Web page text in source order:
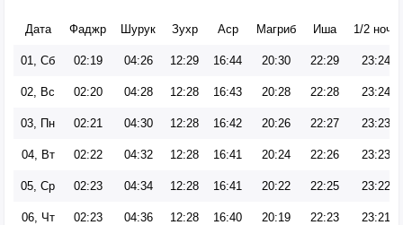
Дата Фаджр Шурук Зухр Аср Магриб Иша 1/2 ночи
01, Сб 02:19 04:26 12:29 16:44 20:30 22:29 23:24
02, Вс 02:20 04:28 12:28 16:43 20:28 22:28 23:24
03, Пн 02:21 04:30 12:28 16:42 20:26 22:27 23:23
04, Вт 02:22 04:32 12:28 16:41 20:24 22:26 23:23
05, Ср 02:23 04:34 12:28 16:41 20:22 22:25 23:22
06, Чт 02:23 04:36 12:28 16:40 20:19 22:23 23:21